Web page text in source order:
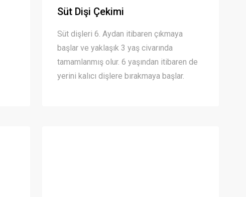
Süt Dişi Çekimi
Süt dişleri 6. Aydan itibaren çıkmaya
başlar ve yaklaşık 3 yaş civarında
tamamlanmış olur. 6 yaşından itibaren de
yerini kalıcı dişlere bırakmaya başlar.